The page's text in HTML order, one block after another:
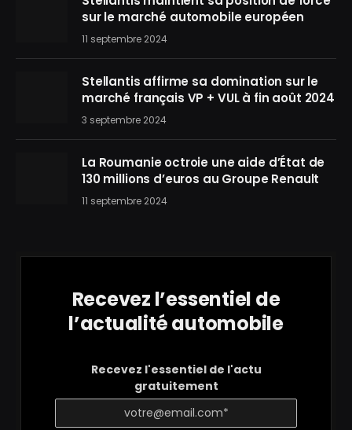
sur le marché automobile européen
11 septembre 2024
Stellantis affirme sa domination sur le
marché français VP + VUL à fin août 2024
3 septembre 2024
La Roumanie octroie une aide d’État de
130 millions d’euros au Groupe Renault
11 septembre 2024
Recevez l’essentiel de
l’actualité automobile
Recevez l'essentiel de l'actu
gratuitement